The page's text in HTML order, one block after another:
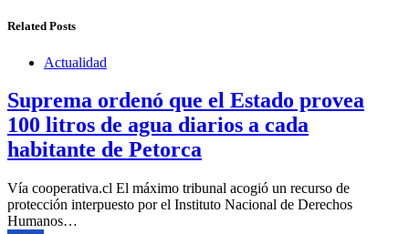
Related Posts
Actualidad
Suprema ordenó que el Estado provea
100 litros de agua diarios a cada
habitante de Petorca
Vía cooperativa.cl El máximo tribunal acogió un recurso de
protección interpuesto por el Instituto Nacional de Derechos
Humanos…